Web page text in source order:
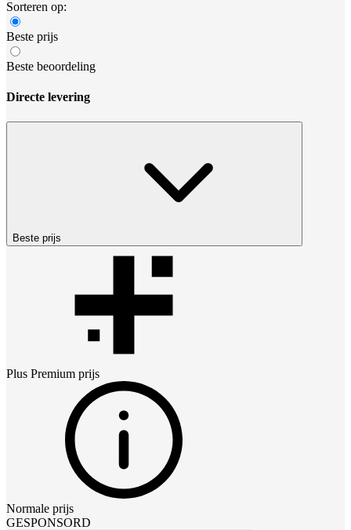
Sorteren op:
Beste prijs
Beste beoordeling
Directe levering
Beste prijs
Plus Premium prijs
Normale prijs
GESPONSORD